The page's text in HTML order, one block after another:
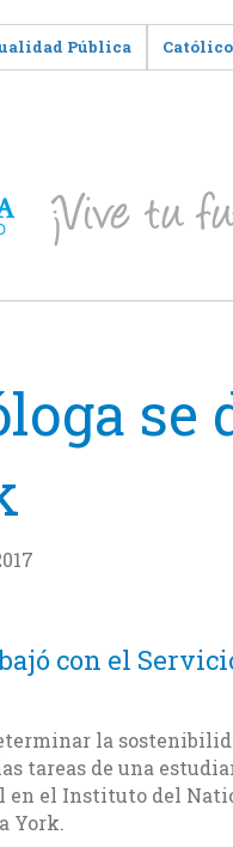
Pública
se
con el
la
tareas de una
en el Instituto del
York.